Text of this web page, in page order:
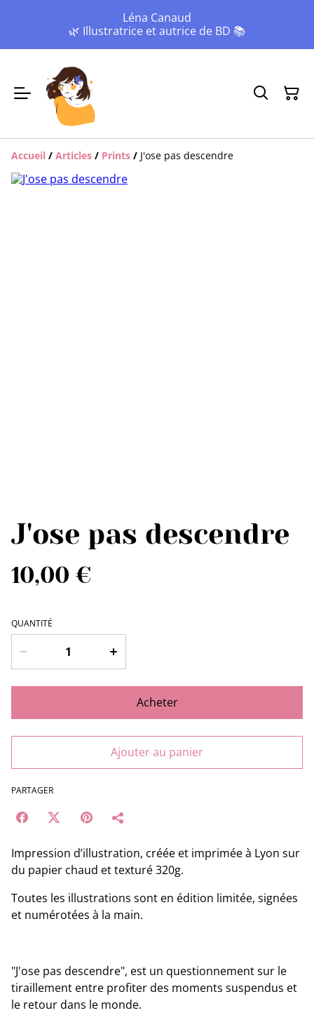
Léna Canaud
🌿 Illustratrice et autrice de BD 📚
Accueil / Articles / Prints / J'ose pas descendre
J'ose pas descendre
10,00 €
QUANTITÉ
Acheter
Ajouter au panier
PARTAGER
Impression d’illustration, créée et imprimée à Lyon sur
du papier chaud et texturé 320g.
Toutes les illustrations sont en édition limitée, signées
et numérotées à la main.
"J'ose pas descendre", est un questionnement sur le
tiraillement entre profiter des moments suspendus et
le retour dans le monde.